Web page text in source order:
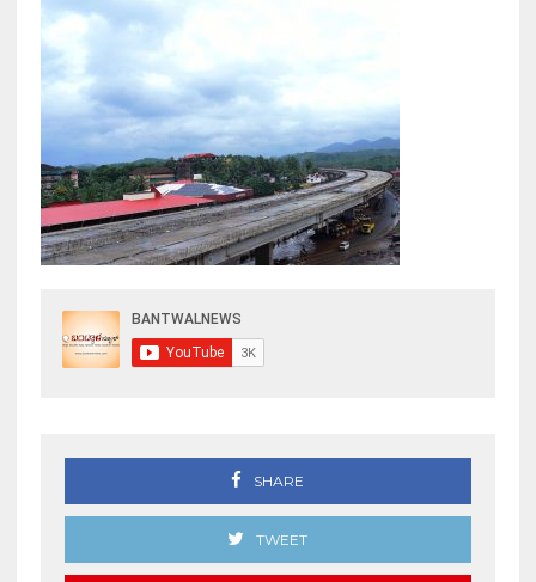
SHARE
TWEET